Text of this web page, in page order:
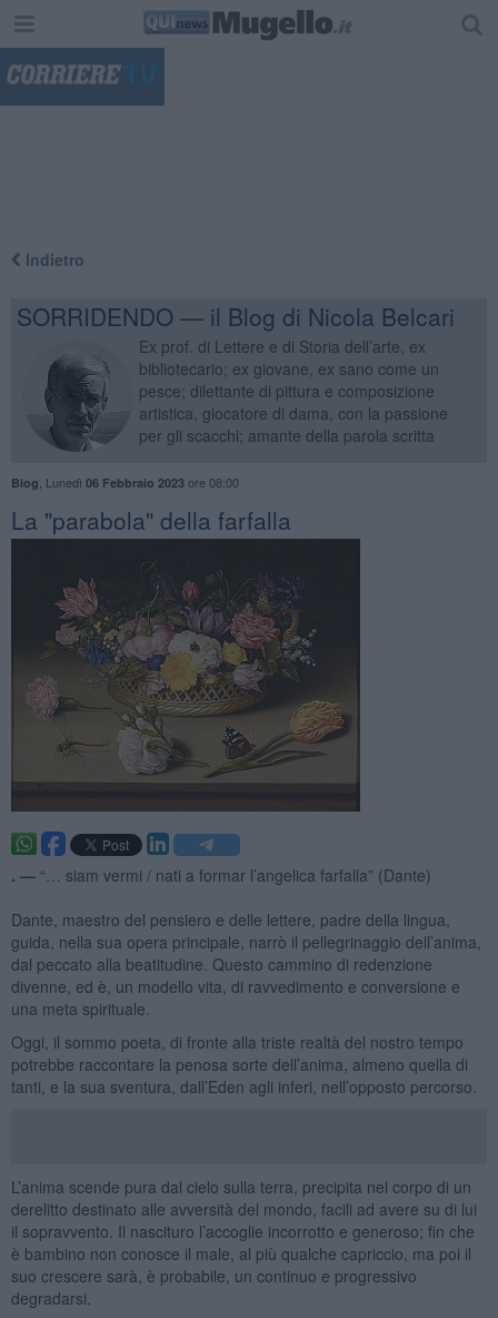
Indietro
SORRIDENDO — il Blog di Nicola Belcari
Ex prof. di Lettere e di Storia dell’arte, ex
bibliotecario; ex giovane, ex sano come un
pesce; dilettante di pittura e composizione
artistica, giocatore di dama, con la passione
per gli scacchi; amante della parola scritta
Blog Lunedì 06 Febbraio 2023ore 08:00
La "parabola" della farfalla
. — “… siam vermi / nati a formar l’angelica farfalla” (Dante)
Dante, maestro del pensiero e delle lettere, padre della lingua,
guida, nella sua opera principale, narrò il pellegrinaggio dell’anima,
dal peccato alla beatitudine. Questo cammino di redenzione
divenne, ed è, un modello vita, di ravvedimento e conversione e
una meta spirituale.
Oggi, il sommo poeta, di fronte alla triste realtà del nostro tempo
potrebbe raccontare la penosa sorte dell’anima, almeno quella di
tanti, e la sua sventura, dall’Eden agli inferi, nell’opposto percorso.
L’anima scende pura dal cielo sulla terra, precipita nel corpo di un
derelitto destinato alle avversità del mondo, facili ad avere su di lui
il sopravvento. Il nascituro l’accoglie incorrotto e generoso; fin che
è bambino non conosce il male, al più qualche capriccio, ma poi il
suo crescere sarà, è probabile, un continuo e progressivo
degradarsi.